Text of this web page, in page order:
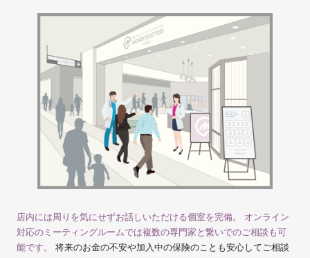
店内には周りを気にせずお話しいただける個室を完備。 オンライン
対応のミーティングルームでは複数の専門家と繋いでのご相談も可
能です。 将来のお金の不安や加入中の保険のことも安心してご相談